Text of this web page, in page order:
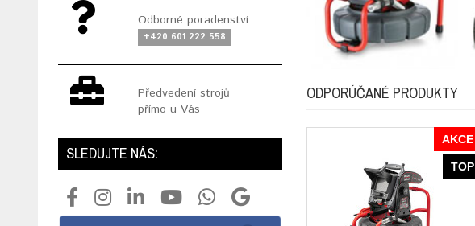
Odborné poradenství
+420 601 222 558
Předvedení strojů
přímo u Vás
SLEDUJTE NÁS:
ODPORÚČANÉ PRODUKTY
AKCE
TOP